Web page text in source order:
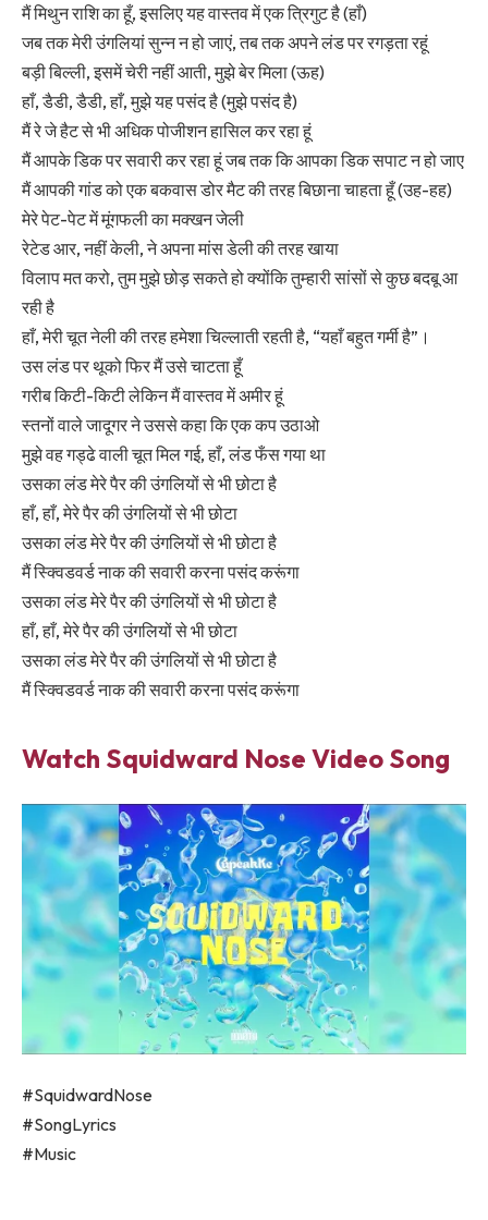
मैं मिथुन राशि का हूँ, इसलिए यह वास्तव में एक त्रिगुट है (हाँ)
जब तक मेरी उंगलियां सुन्न न हो जाएं, तब तक अपने लंड पर रगड़ता रहूं
बड़ी बिल्ली, इसमें चेरी नहीं आती, मुझे बेर मिला (ऊह)
हाँ, डैडी, डैडी, हाँ, मुझे यह पसंद है (मुझे पसंद है)
मैं रे जे हैट से भी अधिक पोजीशन हासिल कर रहा हूं
मैं आपके डिक पर सवारी कर रहा हूं जब तक कि आपका डिक सपाट न हो जाए
मैं आपकी गांड को एक बकवास डोर मैट की तरह बिछाना चाहता हूँ (उह-हह)
मेरे पेट-पेट में मूंगफली का मक्खन जेली
रेटेड आर, नहीं केली, ने अपना मांस डेली की तरह खाया
विलाप मत करो, तुम मुझे छोड़ सकते हो क्योंकि तुम्हारी सांसों से कुछ बदबू आ
रही है
हाँ, मेरी चूत नेली की तरह हमेशा चिल्लाती रहती है, “यहाँ बहुत गर्मी है”।
उस लंड पर थूको फिर मैं उसे चाटता हूँ
गरीब किटी-किटी लेकिन मैं वास्तव में अमीर हूं
स्तनों वाले जादूगर ने उससे कहा कि एक कप उठाओ
मुझे वह गड्ढे वाली चूत मिल गई, हाँ, लंड फँस गया था
उसका लंड मेरे पैर की उंगलियों से भी छोटा है
हाँ, हाँ, मेरे पैर की उंगलियों से भी छोटा
उसका लंड मेरे पैर की उंगलियों से भी छोटा है
मैं स्क्विडवर्ड नाक की सवारी करना पसंद करूंगा
उसका लंड मेरे पैर की उंगलियों से भी छोटा है
हाँ, हाँ, मेरे पैर की उंगलियों से भी छोटा
उसका लंड मेरे पैर की उंगलियों से भी छोटा है
मैं स्क्विडवर्ड नाक की सवारी करना पसंद करूंगा
Watch Squidward Nose Video Song
#SquidwardNose
#SongLyrics
#Music